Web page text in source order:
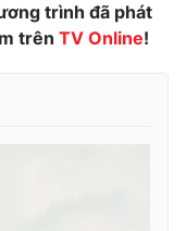
sản
Việt
trình đã phát
trên TV Online!